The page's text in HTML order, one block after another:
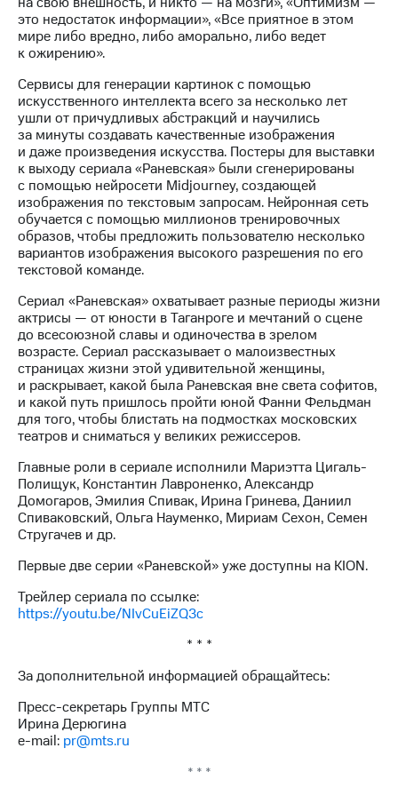
Раскрытие
информации
Информация
Документы
ПАО
"МТС"
Собрания
акционеров
Личный
кабинет
акционера
Акционерный
капитал
Контроль
и
Рынок
акций
Описание
Программа
приобретения
Порядок
выкупа
акций
Рынок
облигаций
Описание
Еврооблигации-2023
Уведомление
о
погашении
именных
облигаций
Регистратор
Контакты
развитие
деловая этика
это недостаток информации», «Все приятное в этом
мире либо вредно, либо аморально, либо ведет
к ожирению».
Сервисы для генерации картинок с помощью
искусственного интеллекта всего за несколько лет
ушли от причудливых абстракций и научились
за минуты создавать качественные изображения
и даже произведения искусства. Постеры для выставки
к выходу сериала «Раневская» были сгенерированы
с помощью нейросети Midjourney, создающей
изображения по текстовым запросам. Нейронная сеть
обучается с помощью миллионов тренировочных
образов, чтобы предложить пользователю несколько
вариантов изображения высокого разрешения по его
текстовой команде.
Сериал «Раневская» охватывает разные периоды жизни
актрисы — от юности в Таганроге и мечтаний о сцене
до всесоюзной славы и одиночества в зрелом
возрасте. Сериал рассказывает о малоизвестных
страницах жизни этой удивительной женщины,
и раскрывает, какой была Раневская вне света софитов,
и какой путь пришлось пройти юной Фанни Фельдман
для того, чтобы блистать на подмостках московских
театров и сниматься у великих режиссеров.
Главные роли в сериале исполнили Мариэтта Цигаль-
Полищук, Константин Лавроненко, Александр
Домогаров, Эмилия Спивак, Ирина Гринева, Даниил
Спиваковский, Ольга Науменко, Мириам Сехон, Семен
Стругачев и др.
Первые две серии «Раневской» уже доступны на KION.
Трейлер сериала по ссылке:
https://youtu.be/NIvCuEiZQ3c
* * *
За дополнительной информацией обращайтесь:
Пресс-секретарь Группы МТС
Ирина Дерюгина
e-mail: pr@mts.ru
* * *